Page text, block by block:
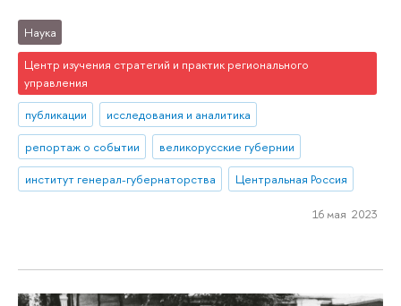
Наука
Центр изучения стратегий и практик регионального
управления
публикации
исследования и аналитика
репортаж о событии
великорусские губернии
институт генерал-губернаторства
Центральная Россия
16 мая 2023